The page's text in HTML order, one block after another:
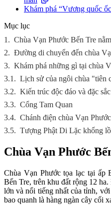
Khám phá “Vương quốc
Mục lục
1. Chùa Vạn Phước Bến Tre
2. Đường di chuyển đến chùa
3. Khám phá những gì tại chùa
3.1. Lịch sử của ngôi chùa "tiên
3.2. Kiến trúc độc đáo và đặc
3.3. Cổng Tam Quan
3.4. Chánh điện chùa Vạn Phước
3.5. Tượng Phật Di Lặc khổng lồ
Chùa Vạn Phước
Chùa Vạn Phước tọa lạc tại
Bến Tre, trên khu đất rộng 12
lớn và nổi tiếng nhất của tỉnh,
bao quanh là hàng ngàn cây cối